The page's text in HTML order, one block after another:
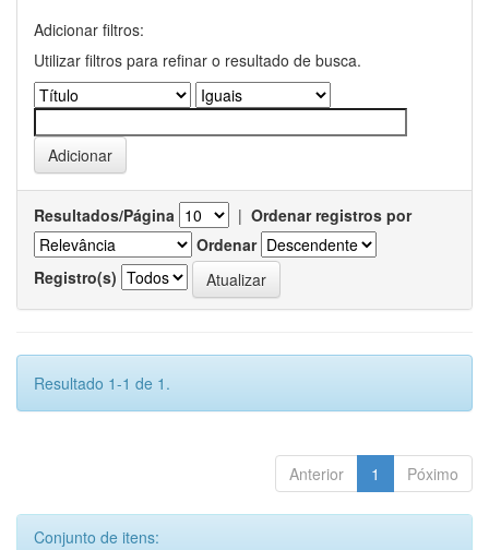
Adicionar filtros:
Utilizar filtros para refinar o resultado de busca.
Resultados/Página | Ordenar registros por
Ordenar
Registro(s)
Resultado 1-1 de 1.
Anterior 1 Póximo
Conjunto de itens: